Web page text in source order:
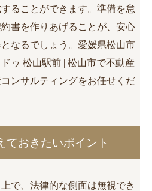
ることができます。準備を怠
書を作りあげることが、安心
なるでしょう。愛媛県松山市
ゥ 松山駅前 | 松山市で不動産
ンサルティングをお任せくだ
ておきたいポイント
で、法律的な側面は無視でき